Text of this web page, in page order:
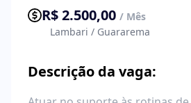
R$ 2.500,00 / Mês
Lambari / Guararema
Descrição da vaga: